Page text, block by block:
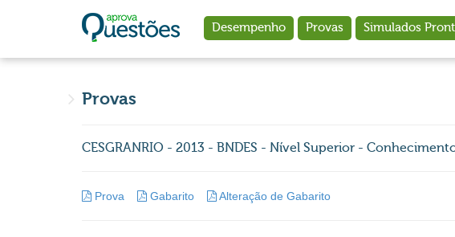
Desempenho Provas Simulados
Provas
CESGRANRIO - 2013 - BNDES - Nível Superior -
Prova Gabarito Alteração de Gabarito